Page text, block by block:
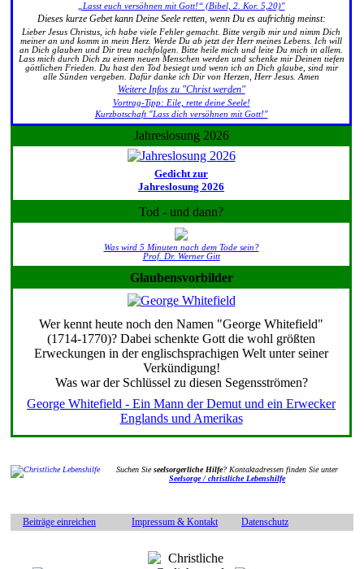
„Lasst euch versöhnen mit Gott!“ (Bibel, 2. Kor. 5,20)"
Dieses kurze Gebet kann Deine Seele retten, wenn Du es aufrichtig meinst:
Lieber Jesus Christus, ich habe viele Fehler gemacht. Bitte vergib mir und nimm Dich
meiner an und komm in mein Herz. Werde Du ab jetzt der Herr meines Lebens. Ich will
an Dich glauben und Dir treu nachfolgen. Bitte heile mich und leite Du mich in allem.
Lass mich durch Dich zu einem neuen Menschen werden und schenke mir Deinen tiefen
göttlichen Frieden. Du hast den Tod besiegt und wenn ich an Dich glaube, sind mir
alle Sünden vergeben. Dafür danke ich Dir von Herzen, Herr Jesus. Amen
Weitere Infos zu "Christ werden"
Vortrag-Tipp: Eile, rette deine Seele!
Kurzbotschaft "Lass dich versöhnen mit Gott!"
Jahreslosung 2026
Gedicht zur
Jahreslosung 2026
Tod - und dann?
Was wird 5 Minuten nach dem Tode sein?
Prof. Dr. Werner Gitt
Glaubensvorbilder
Wer kennt heute noch den Namen "George Whitefield"
(1714-1770)? Dabei schenkte Gott die wohl größten
Erweckungen in der englischsprachigen Welt unter seiner
Verkündigung!
Was war der Schlüssel zu diesen Segensströmen?
George Whitefield - Ein Mann der Demut und ein Erwecker
Englands und Amerikas
Suchen Sieseelsorgerliche Hilfe? Kontaktadressen finden Sie unter
Seelsorge / christliche Lebenshilfe
Beiträge einreichen Impressum & Kontakt Datenschutz